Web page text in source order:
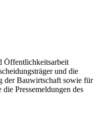
Öffentlichkeitsarbeit
und die
der Bauwirtschaft sowie für
Pressemeldungen des